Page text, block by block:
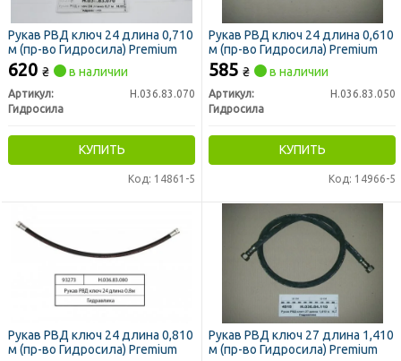
Рукав РВД ключ 24 длина 0,710
м (пр-во Гидросила) Premium
620 ₴ в наличии
Артикул:
Н.036.83.070
Гидросила
КУПИТЬ
Код: 14861-5
Рукав РВД ключ 24 длина 0,610
м (пр-во Гидросила) Premium
585 ₴ в наличии
Артикул:
Н.036.83.050
Гидросила
КУПИТЬ
Код: 14966-5
Рукав РВД ключ 24 длина 0,810
м (пр-во Гидросила) Premium
Рукав РВД ключ 27 длина 1,410
м (пр-во Гидросила) Premium